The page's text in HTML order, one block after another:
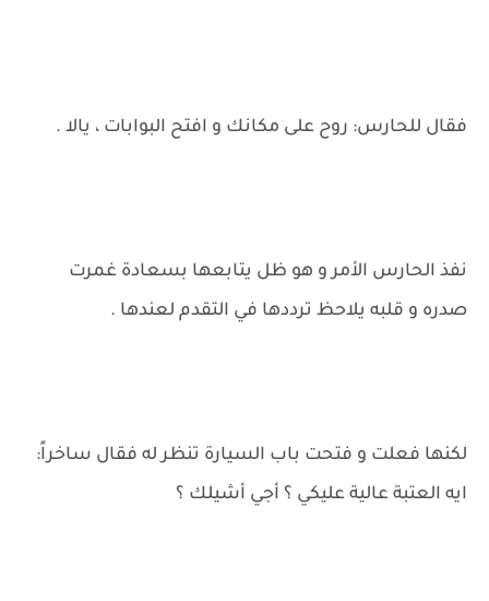
فقال للحارس: روح على مكانك و افتح البوابات ، يالا .
نفذ الحارس الأمر و هو ظل يتابعها بسعادة غمرت
صدره و قلبه يلاحظ ترددها في التقدم لعندها .
لكنها فعلت و فتحت باب السيارة تنظر له فقال ساخراً:
ايه العتبة عالية عليكي ؟ أجي أشيلك ؟